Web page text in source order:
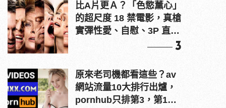
比A片更Ａ？「色慾薰心」
的超尺度 18 禁電影，真槍
實彈性愛、自慰、3P 直接
3
原來老司機都看這些？av
網站流量10大排行出爐，
pornhub只排第3，第1名